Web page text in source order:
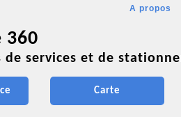
A propos
360
de services et de
Carte